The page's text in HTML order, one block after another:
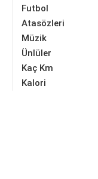
Futbol
Atasözleri
Müzik
Ünlüler
Kaç Km
Kalori